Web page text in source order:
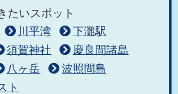
たいスポット
川平湾
下灘駅
須賀神社
慶良間諸島
八ヶ岳
波照間島
ト